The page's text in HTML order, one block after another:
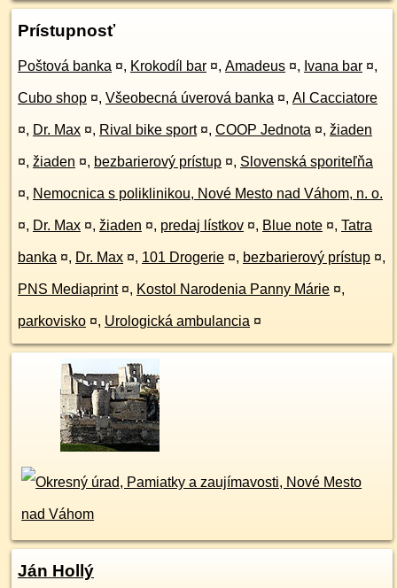
Prístupnosť
Poštová banka ¤, Krokodíl bar ¤, Amadeus ¤, Ivana bar ¤,
Cubo shop ¤, Všeobecná úverová banka ¤, Al Cacciatore
¤, Dr. Max ¤, Rival bike sport ¤, COOP Jednota ¤, žiaden
¤, žiaden ¤, bezbarierový prístup ¤, Slovenská sporiteľňa
¤, Nemocnica s poliklinikou, Nové Mesto nad Váhom, n. o.
¤, Dr. Max ¤, žiaden ¤, predaj lístkov ¤, Blue note ¤, Tatra
banka ¤, Dr. Max ¤, 101 Drogerie ¤, bezbarierový prístup ¤,
PNS Mediaprint ¤, Kostol Narodenia Panny Márie ¤,
parkovisko ¤, Urologická ambulancia ¤
Ján Hollý